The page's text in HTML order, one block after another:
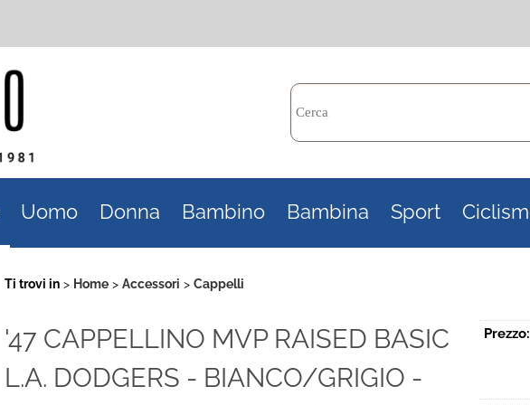
il
Uomo Donna Bambino Bambina Sport
Ti trovi in Home Accessori Cappelli
'47 CAPPELLINO MVP RAISED BASIC
L.A. DODGERS - BIANCO/GRIGIO -
Prezzo: